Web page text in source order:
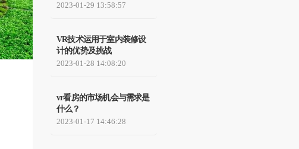
2023-01-29 13:58:57
VR技术运用于室内装修设
计的优势及挑战
2023-01-28 14:08:20
vr看房的市场机会与需求是
什么？
2023-01-17 14:46:28